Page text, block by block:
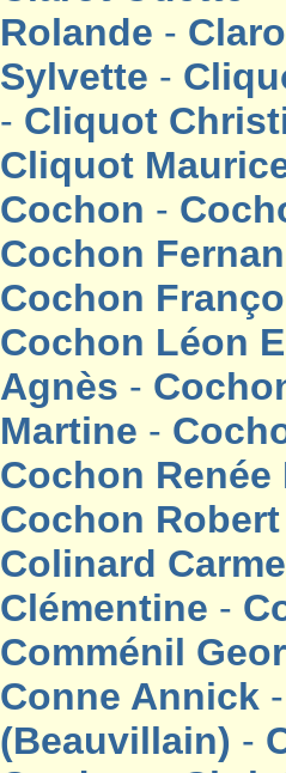
Rolande -
Sylvette -
- Cliquot
Cliquot
Cochon -
Cochon
Cochon
Cochon Léon
Agnès -
Martine -
Cochon
Cochon
Colinard
Clémentine -
Comménil
Conne Annick
(Beauvillain) -